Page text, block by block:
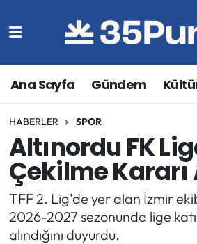
Ana Sayfa Gündem
HABERLER SPOR
Altınordu FK
Çekilme Kararı
TFF 2. Lig'de yer alan İzmir
2026-2027 sezonunda lige
alındığını duyurdu.